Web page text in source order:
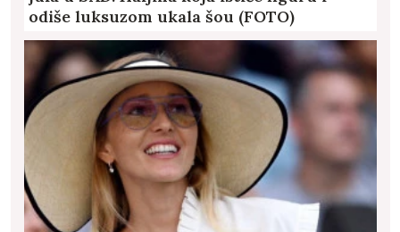
odiše luksuzom ukala šou (FOTO)